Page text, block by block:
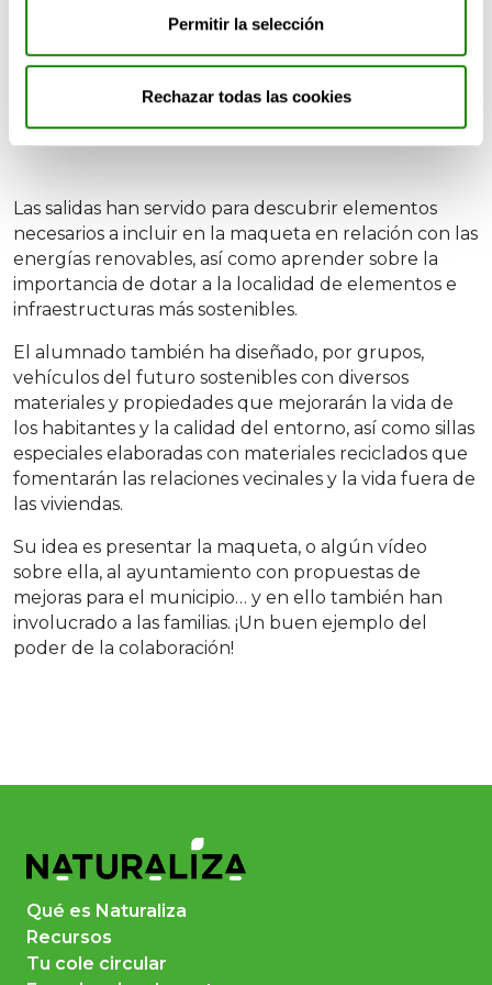
Permitir la selección
Rechazar todas las cookies
Las salidas han servido para descubrir elementos
necesarios a incluir en la maqueta en relación con las
energías renovables, así como aprender sobre la
importancia de dotar a la localidad de elementos e
infraestructuras más sostenibles.
El alumnado también ha diseñado, por grupos,
vehículos del futuro sostenibles con diversos
materiales y propiedades que mejorarán la vida de
los habitantes y la calidad del entorno, así como sillas
especiales elaboradas con materiales reciclados que
fomentarán las relaciones vecinales y la vida fuera de
las viviendas.
Su idea es presentar la maqueta, o algún vídeo
sobre ella, al ayuntamiento con propuestas de
mejoras para el municipio… y en ello también han
involucrado a las familias. ¡Un buen ejemplo del
poder de la colaboración!
Qué es Naturaliza
Recursos
Tu cole circular